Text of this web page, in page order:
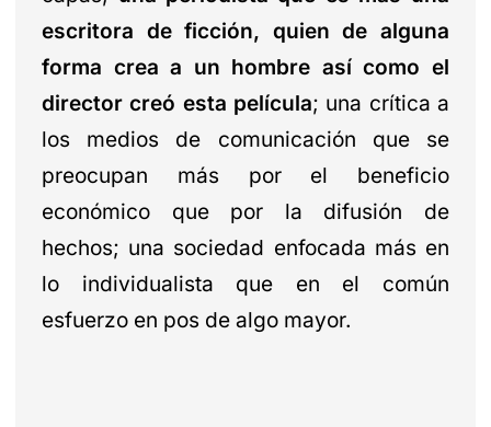
escritora de ficción, quien de alguna
forma crea a un hombre así como el
director creó esta película; una crítica a
los medios de comunicación que se
preocupan más por el beneficio
económico que por la difusión de
hechos; una sociedad enfocada más en
lo individualista que en el común
esfuerzo en pos de algo mayor.